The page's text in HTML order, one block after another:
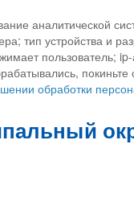
аналитической
тип устройства и
пользователь;
покиньте
обработки